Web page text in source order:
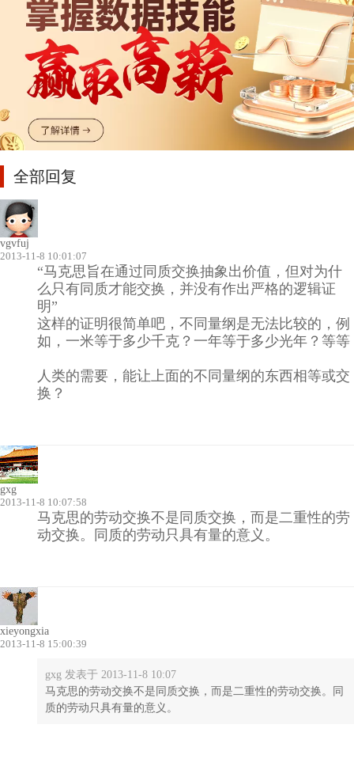
全部回复
vgvfuj
2013-11-8 10:01:07
“马克思旨在通过同质交换抽象出价值，但对为什
么只有同质才能交换，并没有作出严格的逻辑证
明”
这样的证明很简单吧，不同量纲是无法比较的，例
如，一米等于多少千克？一年等于多少光年？等等
人类的需要，能让上面的不同量纲的东西相等或交
换？
gxg
2013-11-8 10:07:58
马克思的劳动交换不是同质交换，而是二重性的劳
动交换。同质的劳动只具有量的意义。
xieyongxia
2013-11-8 15:00:39
gxg 发表于 2013-11-8 10:07
马克思的劳动交换不是同质交换，而是二重性的劳动交换。同
质的劳动只具有量的意义。